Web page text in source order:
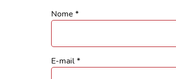
Nome *
E-mail*